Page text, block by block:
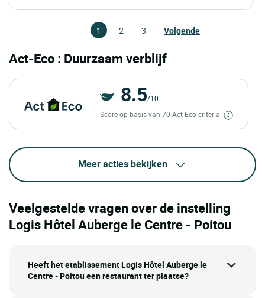
1 2 3 Volgende
Act-Eco : Duurzaam verblijf
8.5/10
Score op basis van 70 Act-Eco-criteria
Meer acties bekijken
Veelgestelde vragen over de instelling
Logis Hôtel Auberge le Centre - Poitou
Heeft het etablissement Logis Hôtel Auberge le
Centre - Poitou een restaurant ter plaatse?